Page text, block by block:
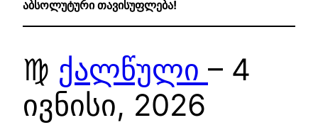
აბსოლუტური თავისუფლება!
♍ ქალწული – 4
ივნისი, 2026